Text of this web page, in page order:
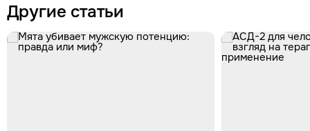
Другие статьи